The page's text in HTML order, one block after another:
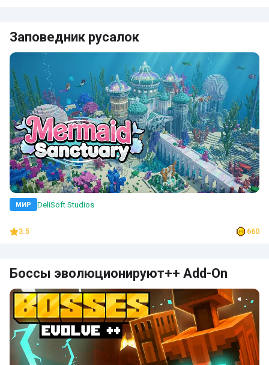
Заповедник русалок
МИР DeliSoft Studios
3.5 660
Боссы эволюционируют++ Add-On